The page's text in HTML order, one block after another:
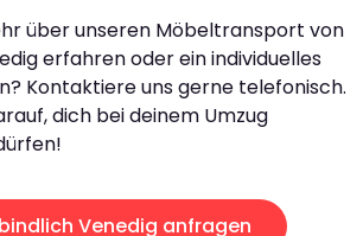
über unseren Möbeltransport von
erfahren oder ein individuelles
Kontaktiere uns gerne telefonisch.
dich bei deinem Umzug
Venedig anfragen